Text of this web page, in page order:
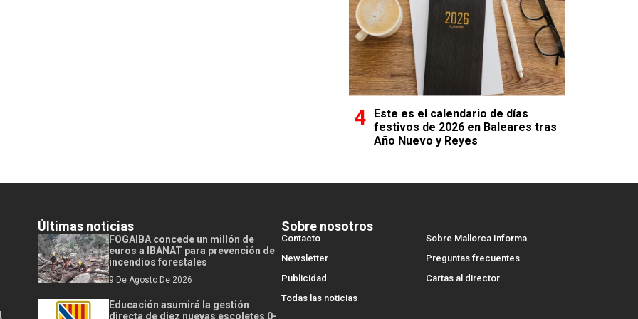
Este es el calendario de días
festivos de 2026 en Baleares tras
Año Nuevo y Reyes
Últimas noticias
FOGAIBA concede un millón de
euros a IBANAT para prevención de
incendios forestales
9 De Agosto De 2026
Educación asumirá la gestión
directa de diez nuevas escoletes 0-
Sobre nosotros
Contacto
Sobre Mallorca Informa
Newsletter
Preguntas frecuentes
Publicidad
Cartas al director
Todas las noticias